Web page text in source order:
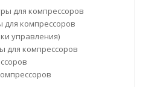
для компрессоров
для компрессоров
управления)
для компрессоров